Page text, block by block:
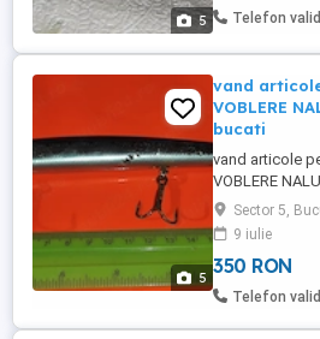
5
POZE REALE
de specialitate
Telefon
5
vand
VOBLERE
bucati
vand articole
VOBLERE
18 SI 27 CM
sa comandati
siteurile de
PACALITI trimit
Sector 5,
9 iulie
350 RON
Telefon